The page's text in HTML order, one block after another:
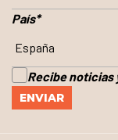
País*
Recibe noticias